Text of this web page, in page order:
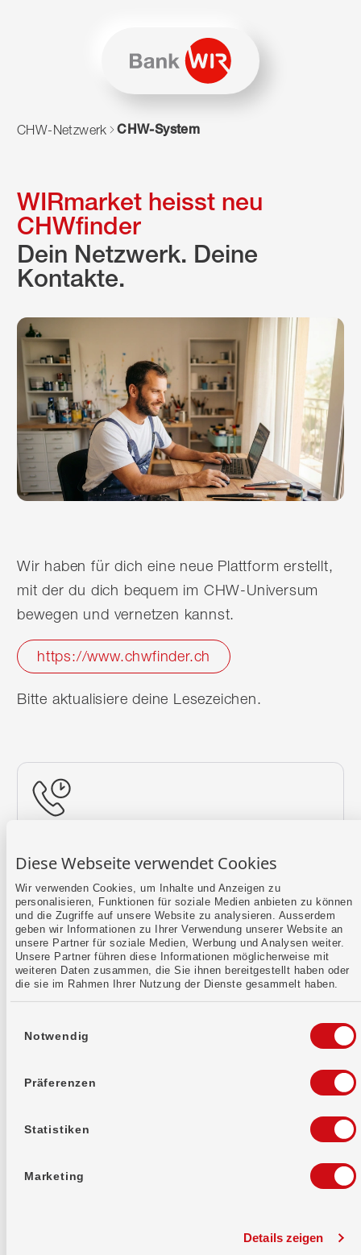
Diese Webseite verwendet Cookies
Wir verwenden Cookies, um Inhalte und Anzeigen zu
personalisieren, Funktionen für soziale Medien anbieten zu können
und die Zugriffe auf unsere Website zu analysieren. Ausserdem
geben wir Informationen zu Ihrer Verwendung unserer Website an
unsere Partner für soziale Medien, Werbung und Analysen weiter.
Unsere Partner führen diese Informationen möglicherweise mit
weiteren Daten zusammen, die Sie ihnen bereitgestellt haben oder
die sie im Rahmen Ihrer Nutzung der Dienste gesammelt haben.
Notwendig
Präferenzen
Statistiken
Marketing
Details zeigen
Zum Navigieren dieser Seite wird JavaScript benötigt.
CHW-Netzwerk CHW-System
WIRmarket heisst neu
CHWfinder
Dein Netzwerk. Deine
Kontakte.
Wir haben für dich eine neue Plattform erstellt,
mit der du dich bequem im CHW-Universum
bewegen und vernetzen kannst.
https://www.chwfinder.ch
Bitte aktualisiere deine Lesezeichen.
Mehr erfahren
Kontaktformular